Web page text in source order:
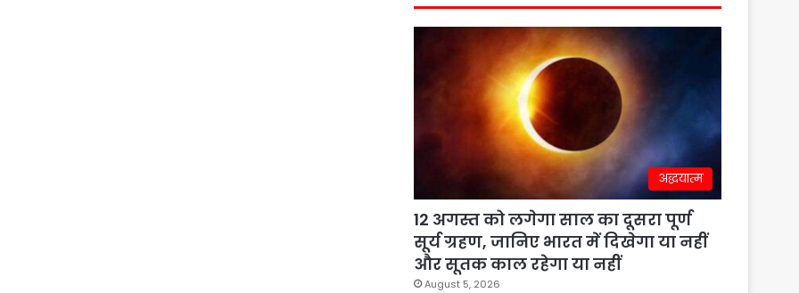
अद्धयात्म
12 अगस्त को लगेगा साल का दूसरा पूर्ण
सूर्य ग्रहण, जानिए भारत में दिखेगा या नहीं
और सूतक काल रहेगा या नहीं
August 5, 2026